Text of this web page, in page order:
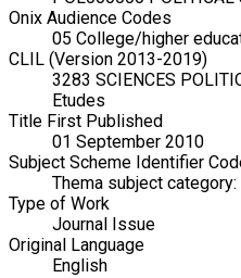
Onix Audience Codes
05 College/higher
CLIL (Version 2013-2019)
3283 SCIENCES
Etudes
Title First Published
01 September 2010
Subject Scheme Identifier
Thema subject
Type of Work
Journal Issue
Original Language
English